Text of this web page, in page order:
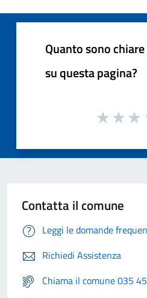
Quanto sono
su questa pagina?
Contatta il comune
Leggi le domande
Richiedi Assistenza
Chiama il comune 035